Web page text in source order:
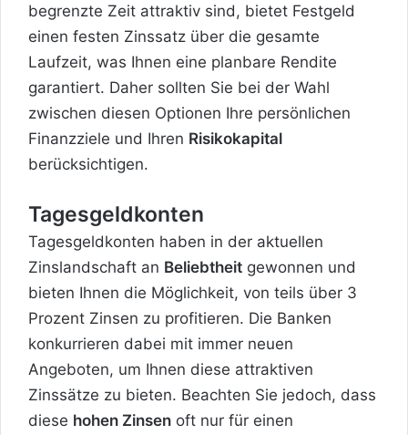
begrenzte Zeit attraktiv sind, bietet Festgeld
einen festen Zinssatz über die gesamte
Laufzeit, was Ihnen eine planbare Rendite
garantiert. Daher sollten Sie bei der Wahl
zwischen diesen Optionen Ihre persönlichen
Finanzziele und Ihren Risikokapital
berücksichtigen.
Tagesgeldkonten
Tagesgeldkonten haben in der aktuellen
Zinslandschaft an Beliebtheit gewonnen und
bieten Ihnen die Möglichkeit, von teils über 3
Prozent Zinsen zu profitieren. Die Banken
konkurrieren dabei mit immer neuen
Angeboten, um Ihnen diese attraktiven
Zinssätze zu bieten. Beachten Sie jedoch, dass
diese hohen Zinsen oft nur für einen